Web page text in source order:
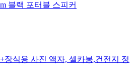
블랙 포터블 스피커
장식용 사진 액자, 셀카봉,건전지 정